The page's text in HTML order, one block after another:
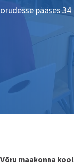
pääses
maakonna